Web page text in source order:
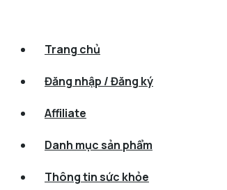
Trang chủ
Đăng nhập / Đăng ký
Affiliate
Danh mục sản phẩm
Thông tin sức khỏe